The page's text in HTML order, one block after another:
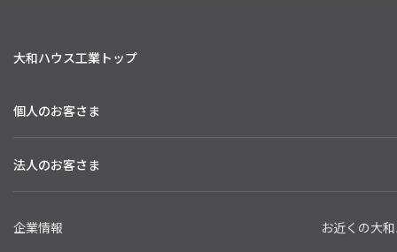
大和ハウス工業トップ
個人のお客さま
法人のお客さま
企業情報
お近くの大